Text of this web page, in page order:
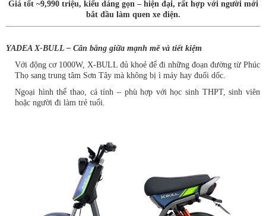
Giá tốt ~9,990 triệu, kiểu dáng gọn – hiện đại, rất hợp với người mới
bắt đầu làm quen xe điện.
YADEA X-BULL – Cân bằng giữa mạnh mẽ và tiết kiệm
Với động cơ 1000W, X-BULL đủ khoẻ để đi những đoạn đường từ Phúc
Thọ sang trung tâm Sơn Tây mà không bị ì máy hay đuối dốc.
Ngoại hình thể thao, cá tính – phù hợp với học sinh THPT, sinh viên
hoặc người đi làm trẻ tuổi.